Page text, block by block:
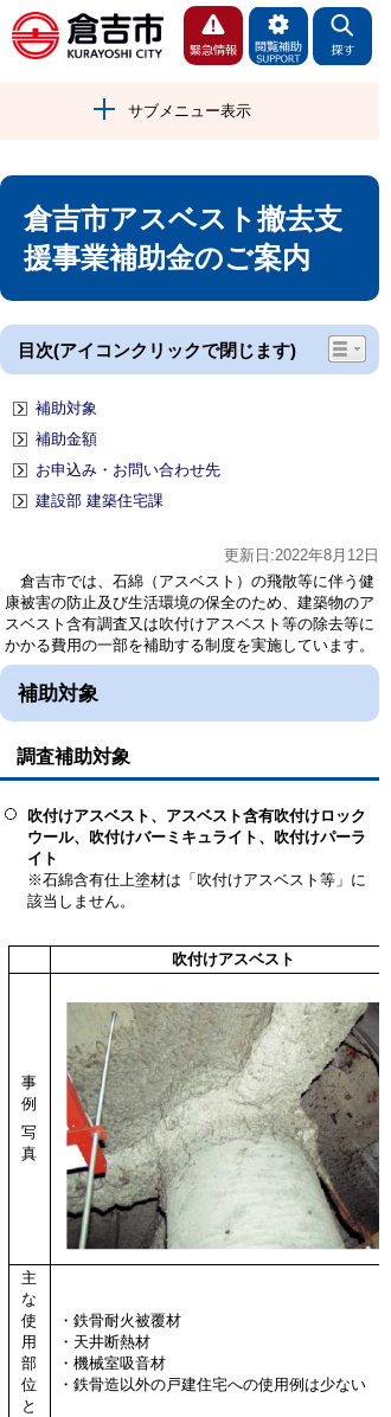
サブメニュー表示
倉吉市アスベスト撤去支
援事業補助金のご案内
目次(アイコンクリックで閉じます)
補助対象
補助金額
お申込み・お問い合わせ先
建設部 建築住宅課
更新日:2022年8月12日
倉吉市では、石綿（アスベスト）の飛散等に伴う健
康被害の防止及び生活環境の保全のため、建築物のア
スベスト含有調査又は吹付けアスベスト等の除去等に
かかる費用の一部を補助する制度を実施しています。
補助対象
調査補助対象
吹付けアスベスト、アスベスト含有吹付けロック
ウール、吹付けバーミキュライト、吹付けパーラ
イト
※石綿含有仕上塗材は「吹付けアスベスト等」に
該当しません。
吹付けアスベスト
事
例
写
真
主
な
使
用
部
位
と
・鉄骨耐火被覆材
・天井断熱材
・機械室吸音材
・鉄骨造以外の戸建住宅への使用例は少ない